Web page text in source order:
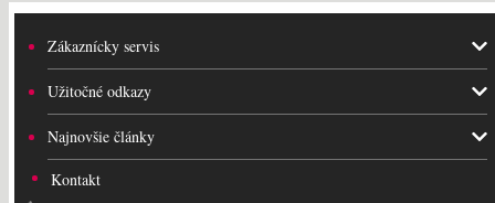
Zákaznícky servis
Užitočné odkazy
Najnovšie články
Kontakt